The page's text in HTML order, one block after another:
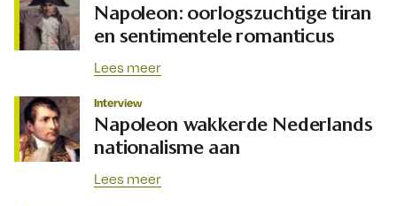
Napoleon: oorlogszuchtige tiran
en sentimentele romanticus
Lees meer
Interview
Napoleon wakkerde Nederlands
nationalisme aan
Lees meer